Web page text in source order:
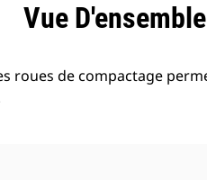
Vue D'ensemble
roues de compactage